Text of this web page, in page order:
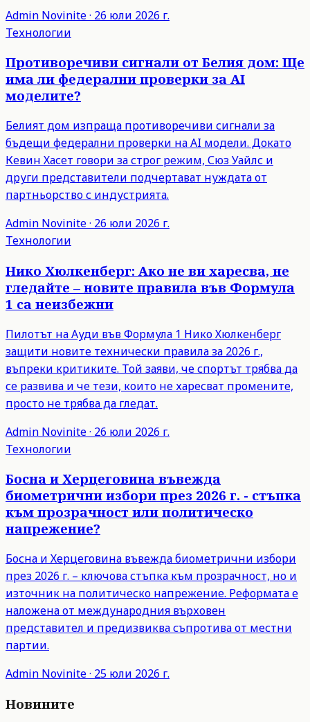
Admin Novinite· 26 юли 2026 г.
Технологии
Противоречиви сигнали от Белия дом: Ще
има ли федерални проверки за AI
моделите?
Белият дом изпраща противоречиви сигнали за
бъдещи федерални проверки на AI модели. Докато
Кевин Хасет говори за строг режим, Сюз Уайлс и
други представители подчертават нуждата от
партньорство с индустрията.
Admin Novinite· 26 юли 2026 г.
Технологии
Нико Хюлкенберг: Ако не ви харесва, не
гледайте – новите правила във Формула
1 са неизбежни
Пилотът на Ауди във Формула 1 Нико Хюлкенберг
защити новите технически правила за 2026 г.,
въпреки критиките. Той заяви, че спортът трябва да
се развива и че тези, които не харесват промените,
просто не трябва да гледат.
Admin Novinite· 26 юли 2026 г.
Технологии
Босна и Херцеговина въвежда
биометрични избори през 2026 г. - стъпка
към прозрачност или политическо
напрежение?
Босна и Херцеговина въвежда биометрични избори
през 2026 г. – ключова стъпка към прозрачност, но и
източник на политическо напрежение. Реформата е
наложена от международния върховен
представител и предизвиква съпротива от местни
партии.
Admin Novinite· 25 юли 2026 г.
Новините